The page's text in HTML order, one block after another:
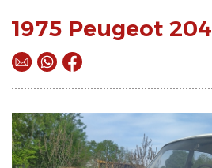
1975 Peugeot 204